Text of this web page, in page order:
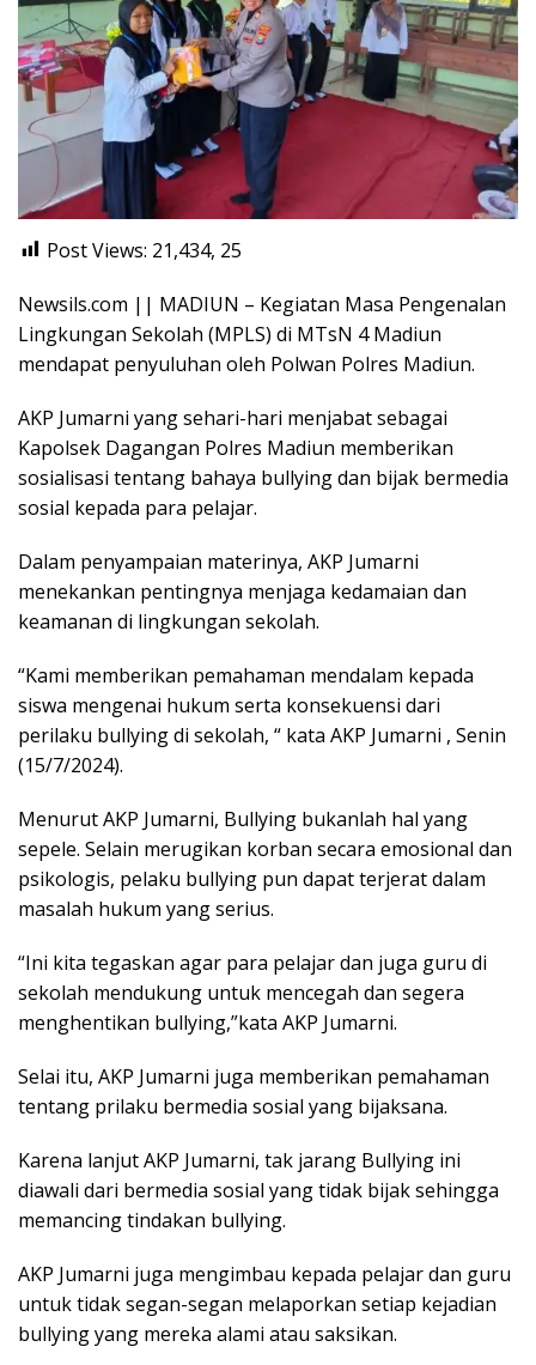
Post Views: 21,434, 25
Newsils.com || MADIUN – Kegiatan Masa Pengenalan
Lingkungan Sekolah (MPLS) di MTsN 4 Madiun
mendapat penyuluhan oleh Polwan Polres Madiun.
AKP Jumarni yang sehari-hari menjabat sebagai
Kapolsek Dagangan Polres Madiun memberikan
sosialisasi tentang bahaya bullying dan bijak bermedia
sosial kepada para pelajar.
Dalam penyampaian materinya, AKP Jumarni
menekankan pentingnya menjaga kedamaian dan
keamanan di lingkungan sekolah.
“Kami memberikan pemahaman mendalam kepada
siswa mengenai hukum serta konsekuensi dari
perilaku bullying di sekolah, “ kata AKP Jumarni , Senin
(15/7/2024).
Menurut AKP Jumarni, Bullying bukanlah hal yang
sepele. Selain merugikan korban secara emosional dan
psikologis, pelaku bullying pun dapat terjerat dalam
masalah hukum yang serius.
“Ini kita tegaskan agar para pelajar dan juga guru di
sekolah mendukung untuk mencegah dan segera
menghentikan bullying,”kata AKP Jumarni.
Selai itu, AKP Jumarni juga memberikan pemahaman
tentang prilaku bermedia sosial yang bijaksana.
Karena lanjut AKP Jumarni, tak jarang Bullying ini
diawali dari bermedia sosial yang tidak bijak sehingga
memancing tindakan bullying.
AKP Jumarni juga mengimbau kepada pelajar dan guru
untuk tidak segan-segan melaporkan setiap kejadian
bullying yang mereka alami atau saksikan.